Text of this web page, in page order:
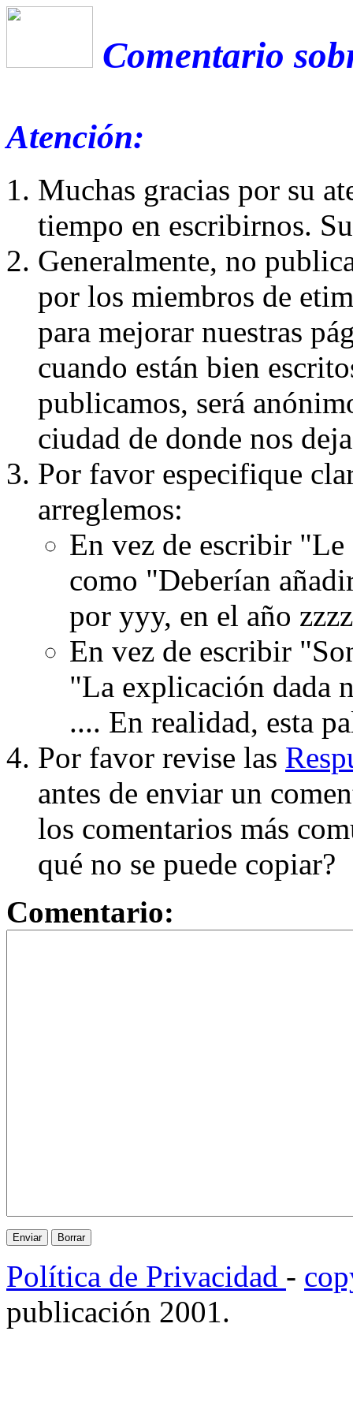
Comentario
Atención:
Muchas gracias por su
tiempo en escribirnos.
Generalmente, no
por los miembros de
para mejorar nuestras
cuando están bien
publicamos, será
ciudad de donde nos
Por favor especifique
arreglemos:
En vez de escribir
como "Deberían
por yyy, en el año
En vez de escribir
"La explicación dada
.... En realidad, esta
Por favor revise las
antes de enviar un
los comentarios más
qué no se puede copiar?
Comentario:
Política de Privacidad -
publicación 2001.